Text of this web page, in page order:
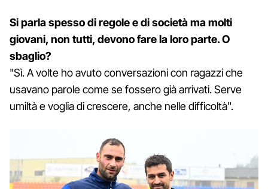
Si parla spesso di regole e di società ma molti
giovani, non tutti, devono fare la loro parte. O
sbaglio?
"Sì. A volte ho avuto conversazioni con ragazzi che
usavano parole come se fossero già arrivati. Serve
umiltà e voglia di crescere, anche nelle difficoltà".